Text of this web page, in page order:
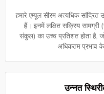
हमारे एम्पूल सीरम अत्यधिक
हैं। इनमें लक्षित सक्रिय सामग्री
संकुल) का उच्च प्रतिशत होता है,
अधिकतम प्रभाव
उन्नत